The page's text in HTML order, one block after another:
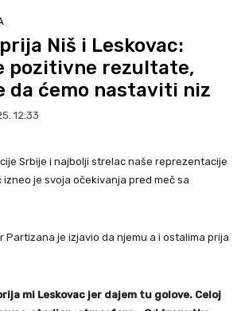
Niš i Leskovac:
pozitivne rezultate,
da ćemo nastaviti niz
12:33
Srbije i najbolji strelac naše reprezentacije
je svoja očekivanja pred meč sa
Partizana je izjavio da njemu a i ostalima prija
mi Leskovac jer dajem tu golove. Celoj